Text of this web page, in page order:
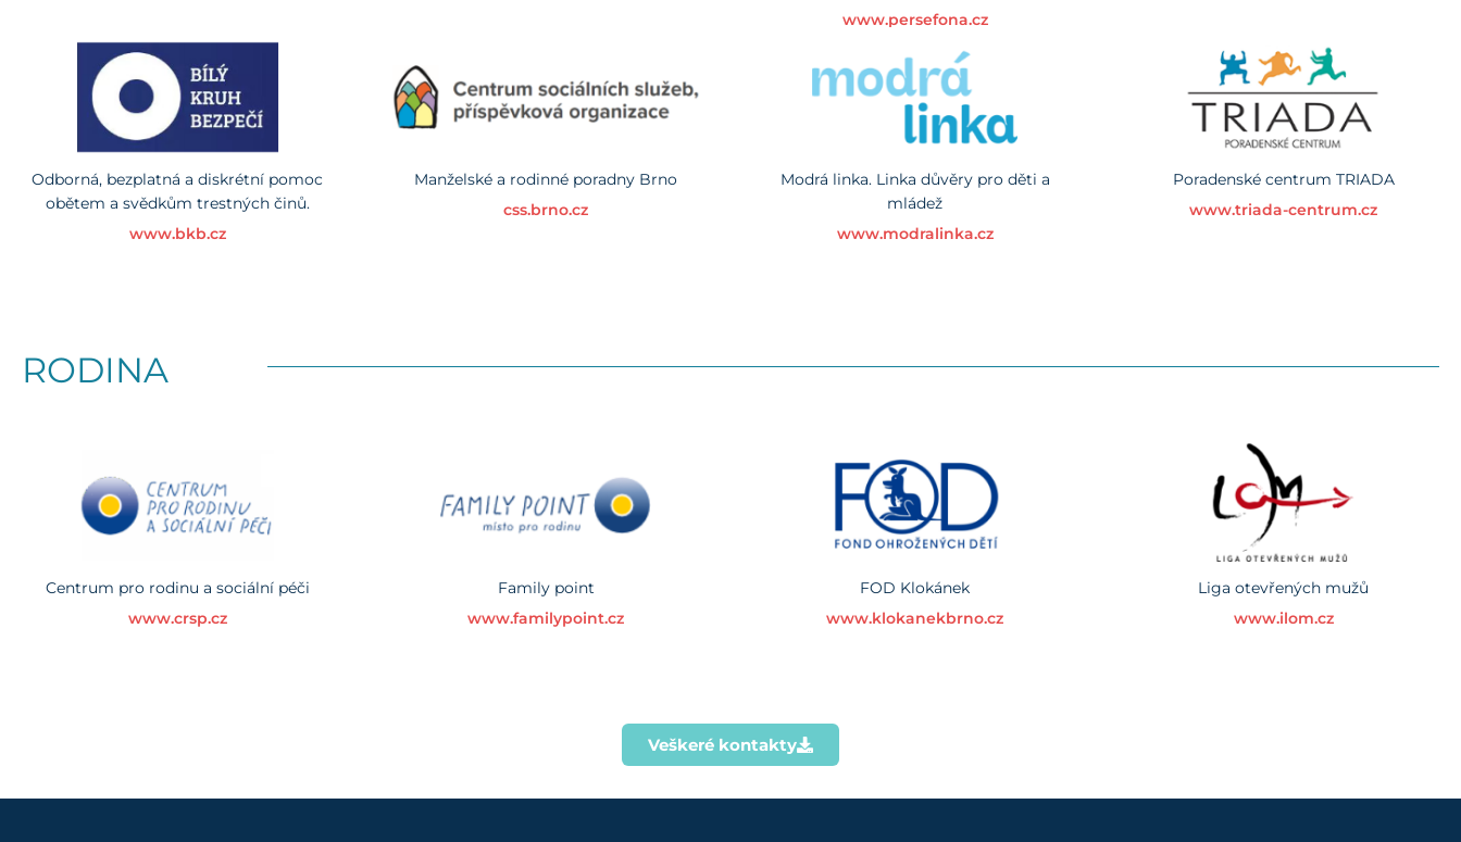
www.persefona.cz
Odborná, bezplatná a diskrétní pomoc
obětem a svědkům trestných činů.
www.bkb.cz
Manželské a rodinné poradny Brno
css.brno.cz
Modrá linka. Linka důvěry pro děti a
mládež
www.modralinka.cz
Poradenské centrum TRIADA
www.triada-centrum.cz
RODINA
Centrum pro rodinu a sociální péči
www.crsp.cz
Family point
www.familypoint.cz
FOD Klokánek
www.klokanekbrno.cz
Liga otevřených mužů
www.ilom.cz
Veškeré kontakty